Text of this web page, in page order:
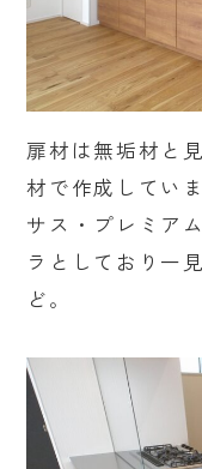
扉材は無垢材と
材で作成してい
サス・プレミア
ラとしており一
ど。